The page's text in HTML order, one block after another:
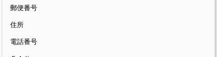
郵便番号
住所
電話番号